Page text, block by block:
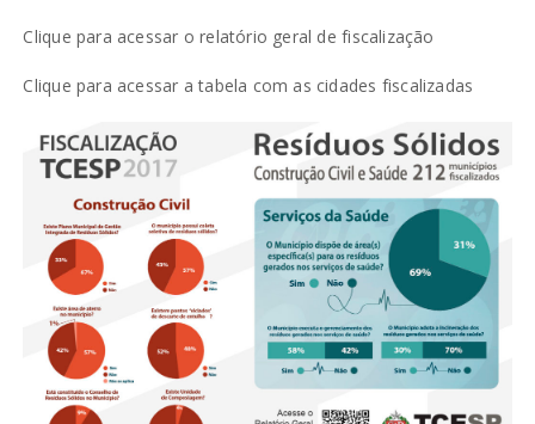
Clique para acessar o relatório geral de fiscalização
Clique para acessar a tabela com as cidades fiscalizadas